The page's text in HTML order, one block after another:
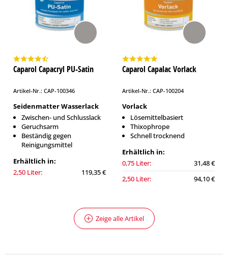
Caparol Capacryl PU-Satin
Artikel-Nr.: CAP-100346
Seidenmatter Wasserlack
Zwischen- und Schlusslack
Geruchsarm
Beständig gegen
Reinigungsmittel
Erhältlich in:
2,50 Liter:
119,35 €
Caparol Capalac Vorlack
Artikel-Nr.: CAP-100204
Vorlack
Lösemittelbasiert
Thixophrope
Schnell trocknend
Erhältlich in:
0,75 Liter:
31,48 €
2,50 Liter:
94,10 €
Zeige alle Artikel